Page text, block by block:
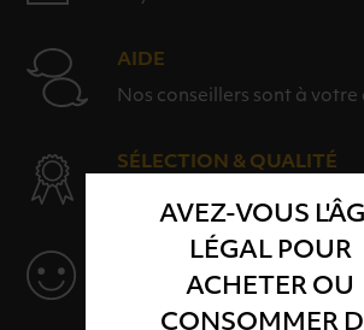
AVEZ-VOUS
LÉGAL POUR
ACHETER OU
CONSOMMER
AIDE
Nos conseillers sont à
SÉLECTION & QUALITÉ
Des produits sélectionnés
Des solutions adaptées à